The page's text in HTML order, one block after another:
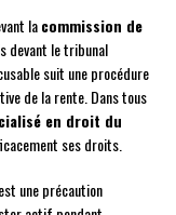
lacommission de
devant le tribunal
suit une procédure
de la rente. Dans tous
en droit du
ses droits.
une précaution